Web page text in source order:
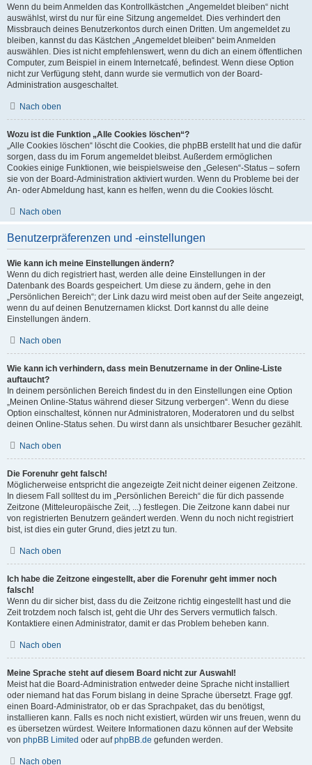
Wenn du beim Anmelden das Kontrollkästchen „Angemeldet bleiben“ nicht
auswählst, wirst du nur für eine Sitzung angemeldet. Dies verhindert den
Missbrauch deines Benutzerkontos durch einen Dritten. Um angemeldet zu
bleiben, kannst du das Kästchen „Angemeldet bleiben“ beim Anmelden
auswählen. Dies ist nicht empfehlenswert, wenn du dich an einem öffentlichen
Computer, zum Beispiel in einem Internetcafé, befindest. Wenn diese Option
nicht zur Verfügung steht, dann wurde sie vermutlich von der Board-
Administration ausgeschaltet.
Nach oben
Wozu ist die Funktion „Alle Cookies löschen“?
„Alle Cookies löschen“ löscht die Cookies, die phpBB erstellt hat und die dafür
sorgen, dass du im Forum angemeldet bleibst. Außerdem ermöglichen
Cookies einige Funktionen, wie beispielsweise den „Gelesen“-Status – sofern
sie von der Board-Administration aktiviert wurden. Wenn du Probleme bei der
An- oder Abmeldung hast, kann es helfen, wenn du die Cookies löscht.
Nach oben
Benutzerpräferenzen und -einstellungen
Wie kann ich meine Einstellungen ändern?
Wenn du dich registriert hast, werden alle deine Einstellungen in der
Datenbank des Boards gespeichert. Um diese zu ändern, gehe in den
„Persönlichen Bereich“; der Link dazu wird meist oben auf der Seite angezeigt,
wenn du auf deinen Benutzernamen klickst. Dort kannst du alle deine
Einstellungen ändern.
Nach oben
Wie kann ich verhindern, dass mein Benutzername in der Online-Liste
auftaucht?
In deinem persönlichen Bereich findest du in den Einstellungen eine Option
„Meinen Online-Status während dieser Sitzung verbergen“. Wenn du diese
Option einschaltest, können nur Administratoren, Moderatoren und du selbst
deinen Online-Status sehen. Du wirst dann als unsichtbarer Besucher gezählt.
Nach oben
Die Forenuhr geht falsch!
Möglicherweise entspricht die angezeigte Zeit nicht deiner eigenen Zeitzone.
In diesem Fall solltest du im „Persönlichen Bereich“ die für dich passende
Zeitzone (Mitteleuropäische Zeit, ...) festlegen. Die Zeitzone kann dabei nur
von registrierten Benutzern geändert werden. Wenn du noch nicht registriert
bist, ist dies ein guter Grund, dies jetzt zu tun.
Nach oben
Ich habe die Zeitzone eingestellt, aber die Forenuhr geht immer noch
falsch!
Wenn du dir sicher bist, dass du die Zeitzone richtig eingestellt hast und die
Zeit trotzdem noch falsch ist, geht die Uhr des Servers vermutlich falsch.
Kontaktiere einen Administrator, damit er das Problem beheben kann.
Nach oben
Meine Sprache steht auf diesem Board nicht zur Auswahl!
Meist hat die Board-Administration entweder deine Sprache nicht installiert
oder niemand hat das Forum bislang in deine Sprache übersetzt. Frage ggf.
einen Board-Administrator, ob er das Sprachpaket, das du benötigst,
installieren kann. Falls es noch nicht existiert, würden wir uns freuen, wenn du
es übersetzen würdest. Weitere Informationen dazu können auf der Website
von phpBB Limited oder aufphpBB.de gefunden werden.
Nach oben